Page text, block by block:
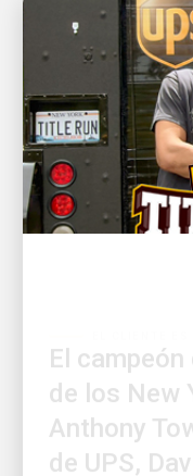
de los New
Anthony
de UPS,
reúnen para